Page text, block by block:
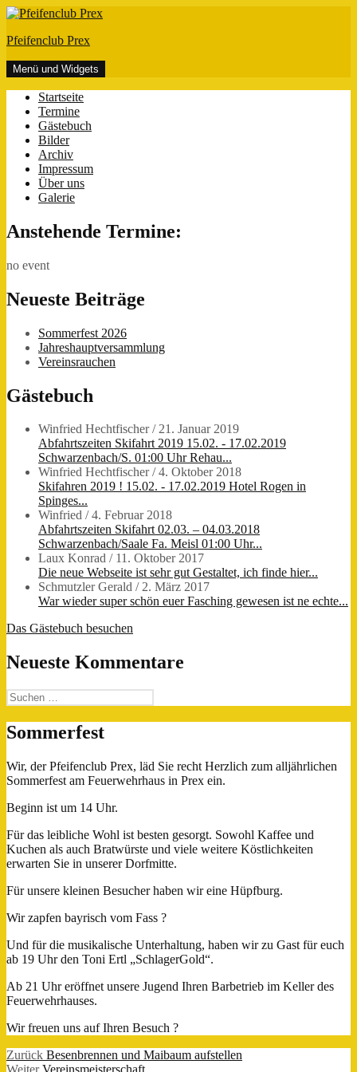
Zum
springen
Pfeifenclub Prex
Menü und Widgets
Startseite
Termine
Gästebuch
Bilder
Archiv
Impressum
Über uns
Galerie
Anstehende Termine:
no event
Neueste Beiträge
Sommerfest 2026
Jahreshauptversammlung
Vereinsrauchen
Gästebuch
Winfried Hechtfischer/21. Januar 2019
Abfahrtszeiten Skifahrt 2019 15.02. - 17.02.2019
Schwarzenbach/S. 01:00 Uhr Rehau...
Winfried Hechtfischer/4. Oktober 2018
Skifahren 2019 ! 15.02. - 17.02.2019 Hotel Rogen in
Spinges...
Winfried /4. Februar 2018
Abfahrtszeiten Skifahrt 02.03. – 04.03.2018
Schwarzenbach/Saale Fa. Meisl 01:00 Uhr...
Laux Konrad / 11. Oktober 2017
Die neue Webseite ist sehr gut Gestaltet, ich finde hier...
Schmutzler Gerald /2. März 2017
War wieder super schön euer Fasching gewesen ist ne echte...
Das Gästebuch besuchen
Neueste Kommentare
Suchen
nach:
Sommerfest
Wir, der Pfeifenclub Prex, läd Sie recht Herzlich zum alljährlichen
Sommerfest am Feuerwehrhaus in Prex ein.
Beginn ist um 14 Uhr.
Für das leibliche Wohl ist besten gesorgt. Sowohl Kaffee und
Kuchen als auch Bratwürste und viele weitere Köstlichkeiten
erwarten Sie in unserer Dorfmitte.
Für unsere kleinen Besucher haben wir eine Hüpfburg.
Wir zapfen bayrisch vom Fass ?
Und für die musikalische Unterhaltung, haben wir zu Gast für euch
ab 19 Uhr den Toni Ertl „SchlagerGold“.
Ab 21 Uhr eröffnet unsere Jugend Ihren Barbetrieb im Keller des
Feuerwehrhauses.
Wir freuen uns auf Ihren Besuch ?
Beitragsnavigation
Zurück Vorheriger
Beitrag:
Besenbrennen und Maibaum aufstellen
Weiter Nächster
Vereinsmeisterschaft